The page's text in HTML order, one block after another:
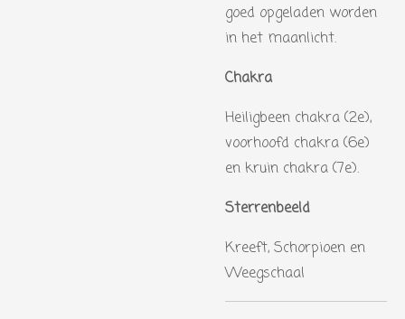
goed opgeladen worden
in het maanlicht.
Chakra
Heiligbeen chakra (2e),
voorhoofd chakra (6e)
en kruin chakra (7e).
Sterrenbeeld
Kreeft, Schorpioen en
Weegschaal